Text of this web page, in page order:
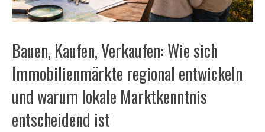
Bauen, Kaufen, Verkaufen: Wie sich
Immobilienmärkte regional entwickeln
und warum lokale Marktkenntnis
entscheidend ist